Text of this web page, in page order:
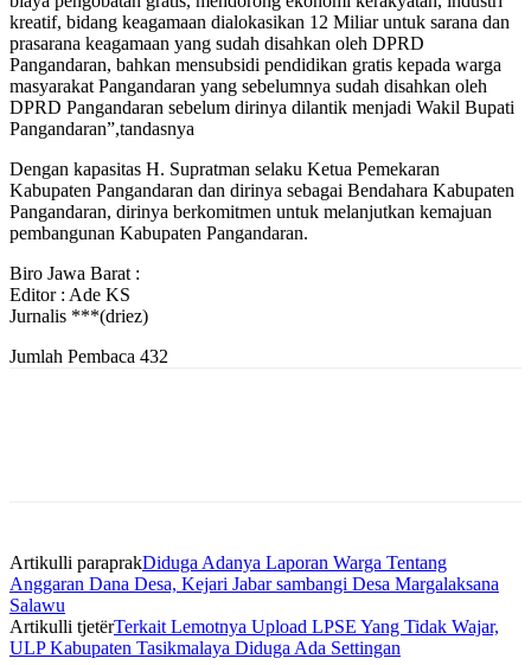
kreatif, bidang keagamaan dialokasikan 12 Miliar untuk sarana dan
prasarana keagamaan yang sudah disahkan oleh DPRD
Pangandaran, bahkan mensubsidi pendidikan gratis kepada warga
masyarakat Pangandaran yang sebelumnya sudah disahkan oleh
DPRD Pangandaran sebelum dirinya dilantik menjadi Wakil Bupati
Pangandaran”,tandasnya
Dengan kapasitas H. Supratman selaku Ketua Pemekaran
Kabupaten Pangandaran dan dirinya sebagai Bendahara Kabupaten
Pangandaran, dirinya berkomitmen untuk melanjutkan kemajuan
pembangunan Kabupaten Pangandaran.
Biro Jawa Barat :
Editor : Ade KS
Jurnalis ***(driez)
Jumlah Pembaca 432
Artikulli paraprakDiduga Adanya Laporan Warga Tentang
Anggaran Dana Desa, Kejari Jabar sambangi Desa Margalaksana
Salawu
Artikulli tjetërTerkait Lemotnya Upload LPSE Yang Tidak Wajar,
ULP Kabupaten Tasikmalaya Diduga Ada Settingan